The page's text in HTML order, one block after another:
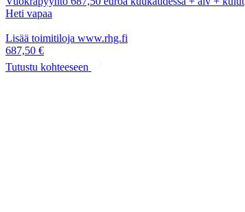
Heti vapaa
Lisää toimitiloja www.rhg.fi
687,50 €
Tutustu kohteeseen